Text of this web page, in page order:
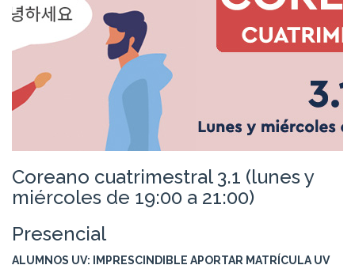
Coreano cuatrimestral 3.1 (lunes y
miércoles de 19:00 a 21:00)
Presencial
ALUMNOS UV: IMPRESCINDIBLE APORTAR MATRÍCULA UV